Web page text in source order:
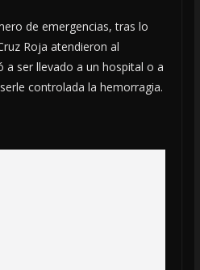
de emergencias, tras lo
Roja atendieron al
a ser llevado a un hospital o a
controlada la hemorragia.